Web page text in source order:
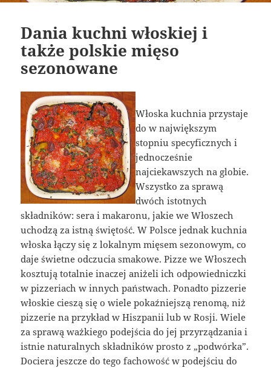
Dania kuchni włoskiej i
także polskie mięso
sezonowane
Włoska kuchnia przystaje
do w największym
stopniu specyficznych i
jednocześnie
najciekawszych na globie.
Wszystko za sprawą
dwóch istotnych
składników: sera i makaronu, jakie we Włoszech
uchodzą za istną świętość. W Polsce jednak kuchnia
włoska łączy się z lokalnym mięsem sezonowym, co
daje świetne odczucia smakowe. Pizze we Włoszech
kosztują totalnie inaczej aniżeli ich odpowiedniczki
w pizzeriach w innych państwach. Ponadto pizzerie
włoskie cieszą się o wiele pokaźniejszą renomą, niż
pizzerie na przykład w Hiszpanii lub w Rosji. Wiele
za sprawą ważkiego podejścia do jej przyrządzania i
istnie naturalnych składników prosto z „podwórka”.
Dociera jeszcze do tego fachowość w podejściu do